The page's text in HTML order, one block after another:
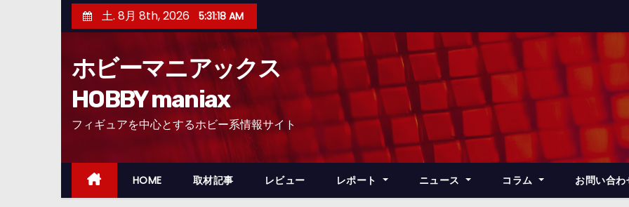
ン
ッ
土. 8月 8th, 2026 5:31:19 AM
ホビーマニアックス
HOBBY maniax
フィギュアを中心とするホビー系情報サイト
HOME 取材記事 レビュー レポート ニュース コラム お問い合わ